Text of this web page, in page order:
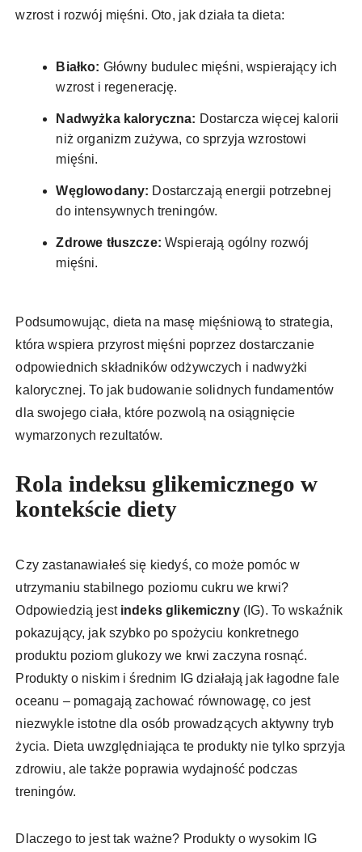
wzrost i rozwój mięśni. Oto, jak działa ta dieta:
Białko: Główny budulec mięśni, wspierający ich
wzrost i regenerację.
Nadwyżka kaloryczna: Dostarcza więcej kalorii
niż organizm zużywa, co sprzyja wzrostowi
mięśni.
Węglowodany: Dostarczają energii potrzebnej
do intensywnych treningów.
Zdrowe tłuszcze: Wspierają ogólny rozwój
mięśni.
Podsumowując, dieta na masę mięśniową to strategia,
która wspiera przyrost mięśni poprzez dostarczanie
odpowiednich składników odżywczych i nadwyżki
kalorycznej. To jak budowanie solidnych fundamentów
dla swojego ciała, które pozwolą na osiągnięcie
wymarzonych rezultatów.
Rola indeksu glikemicznego w
kontekście diety
Czy zastanawiałeś się kiedyś, co może pomóc w
utrzymaniu stabilnego poziomu cukru we krwi?
Odpowiedzią jest indeks glikemiczny(IG). To wskaźnik
pokazujący, jak szybko po spożyciu konkretnego
produktu poziom glukozy we krwi zaczyna rosnąć.
Produkty o niskim i średnim IG działają jak łagodne fale
oceanu – pomagają zachować równowagę, co jest
niezwykle istotne dla osób prowadzących aktywny tryb
życia. Dieta uwzględniająca te produkty nie tylko sprzyja
zdrowiu, ale także poprawia wydajność podczas
treningów.
Dlaczego to jest tak ważne? Produkty o wysokim IG